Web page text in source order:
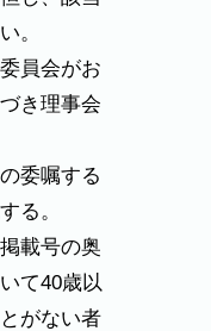
。
員会がお
き理事会
委嘱する
る。
載号の奥
て40歳以
がない者